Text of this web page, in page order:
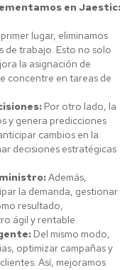
en Jaestic:
primer lugar, eliminamos
de trabajo. Esto no solo
la asignación de
concentre en tareas de
Por otro lado, la
y genera predicciones
cambios en la
decisiones estratégicas
Además,
la demanda, gestionar
resultado,
ágil y rentable.
Del mismo modo,
optimizar campañas y
Así, mejoramos